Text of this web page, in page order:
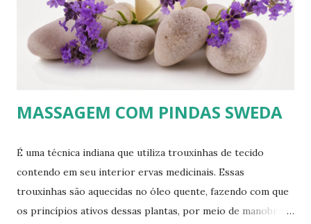
MASSAGEM COM PINDAS SWEDA
É uma técnica indiana que utiliza trouxinhas de tecido
contendo em seu interior ervas medicinais. Essas
trouxinhas são aquecidas no óleo quente, fazendo com que
os princípios ativos dessas plantas, por meio de manobras